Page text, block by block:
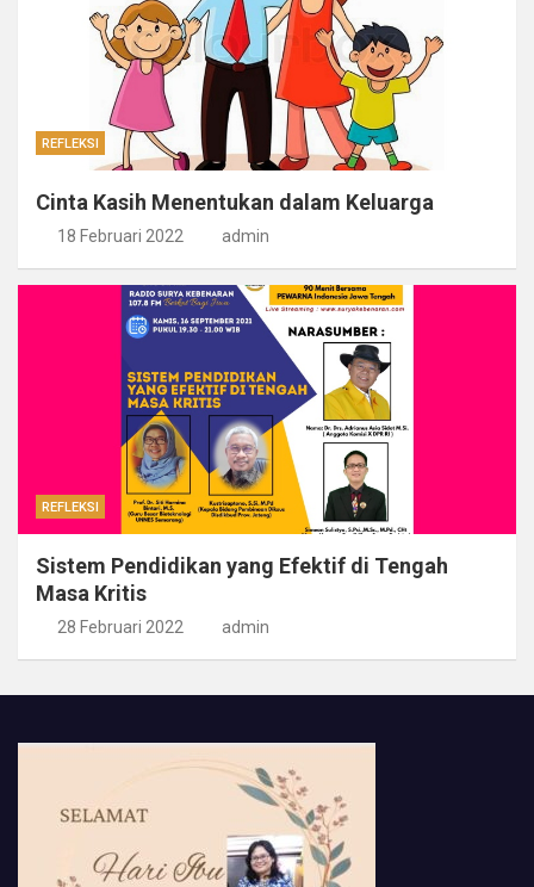
REFLEKSI
Cinta Kasih Menentukan dalam Keluarga
18 Februari 2022 admin
REFLEKSI
Sistem Pendidikan yang Efektif di Tengah
Masa Kritis
28 Februari 2022 admin